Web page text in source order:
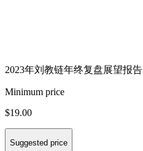
2023年刘教链年终复盘展望报告
Minimum price
$19.00
Suggested price